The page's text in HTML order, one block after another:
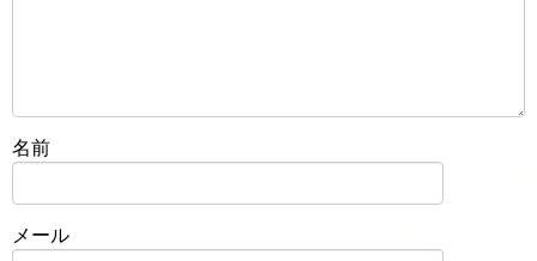
名前
メール